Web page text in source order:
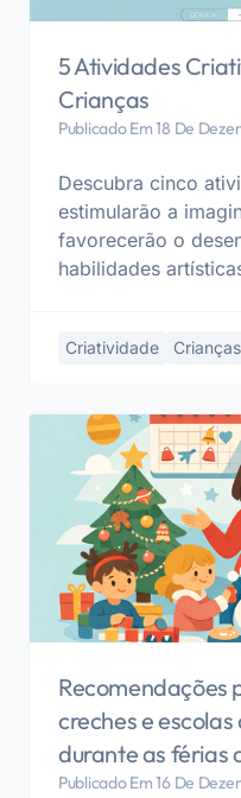
5 Atividades
Crianças
Publicado Em 18 De
Descubra cinco
estimularão a
favorecerão o
habilidades
Criatividade Crianças
Recomendações
creches e
durante as férias
Publicado Em 16 De